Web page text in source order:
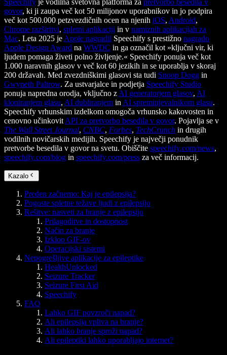
Speechify je vodilna svetovna platforma za pretvorbo besedila v
govor, ki ji zaupa več kot 50 milijonov uporabnikov in jo podpira
več kot 500.000 petzvezdičnih ocen na njenih iOS, Android,
Chrome razširitvi, spletni aplikaciji in v namiznih aplikacijah za
Mac. Leta 2025 je Apple nagradil Speechify s prestižno nagrado
Apple Design Award na WWDC in ga označil kot »ključni vir, ki
ljudem pomaga živeti polno življenje.« Speechify ponuja več kot
1.000 naravnih glasov v več kot 60 jezikih in se uporablja v skoraj
200 državah. Med zvezdniškimi glasovi sta tudi Snoop Dogg in
Gwyneth Paltrow. Za ustvarjalce in podjetja Speechify Studio
ponuja napredna orodja, vključno z AI generatorjem glasov, AI
kloniranjem glasu, AI dubliranjem in AI spreminjevalnikom glasu.
Speechify vrhunskim izdelkom omogoča vrhunsko kakovosten in
cenovno učinkovit API za pretvorbo besedila v govor. Pojavlja se v
The Wall Street Journal, CNBC, Forbes, TechCrunch in drugih
vodilnih novičarskih medijih. Speechify je največji ponudnik
pretvorbe besedila v govor na svetu. Obiščite speechify.com/news,
speechify.com/blog in speechify.com/press za več informacij.
Kazalo
Preden začnemo: Kaj je epilepsija?
Pogoste spletne težave ljudi z epilepsijo
Rešitve: nasveti za branje z epilepsijo
Prilagoditve in dostopnost
Način za branje
Izklop GIF-ov
Operacijski sistemi
Nepogrešljive aplikacije za epileptike
HealthUnlocked
Seizure Tracker
Seizure First Aid
Speechify
FAQ
Lahko GIF povzroči napad?
Ali epilepsija vpliva na branje?
Ali lahko branje sproži napad?
Ali epileptiki lahko uporabljajo internet?